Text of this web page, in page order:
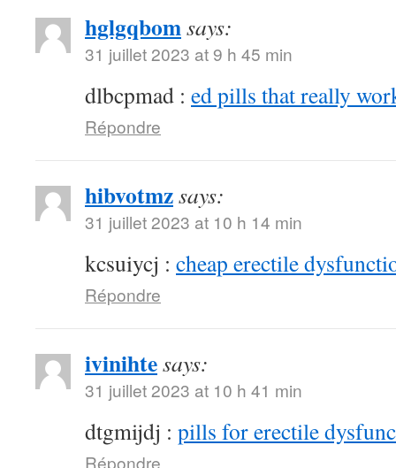
hglgqbomsays:
31 juillet 2023 at 9 h 45 min
dlbcpmad : ed pills that really
Répondre
hibvotmzsays:
31 juillet 2023 at 10 h 14 min
kcsuiycj : cheap erectile
Répondre
ivinihtesays:
31 juillet 2023 at 10 h 41 min
dtgmijdj : pills for erectile
Répondre